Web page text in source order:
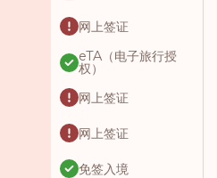
网上签证
eTA（电子旅行授
权）
网上签证
网上签证
免签入境